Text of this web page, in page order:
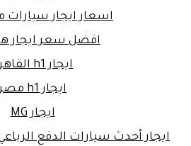
اسعار ايجار
افضل سعر ايجار
ايجار h1 القاهرة
ايجار h1 مصر
ايجار MG
ايجار أحدث سيارات الدفع